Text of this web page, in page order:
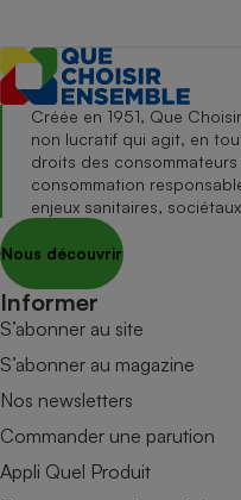
Créée en 1951, Que
non lucratif qui agit, en
droits des
consommation
enjeux sanitaires,
Nous découvrir
Informer
S’abonner au site
S’abonner au magazine
Nos newsletters
Commander une parution
Appli Quel Produit